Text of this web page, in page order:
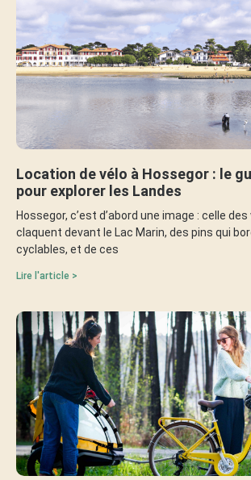
Location de vélo à Hossegor : le
pour explorer les Landes
Hossegor, c’est d’abord une image : celle
claquent devant le Lac Marin, des pins qui
cyclables, et de ces
Lire l'article >